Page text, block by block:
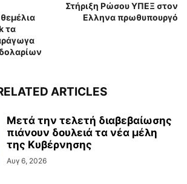
τα
Στήριξη Ρώσου ΥΠΕΞ στον
Ελληνα πρωθυπουργό
ARTICLES
Μετά την τελετή διαβεβαίωσης
πιάνουν δουλειά τα νέα μέλη
της Κυβέρνησης
Αυγ 6, 2026